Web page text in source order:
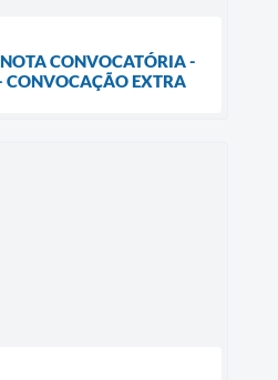
CONVOCATÓRIA -
CONVOCAÇÃO EXTRA